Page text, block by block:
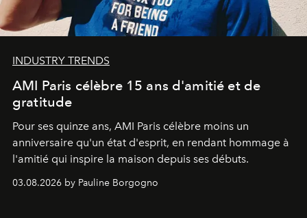
INDUSTRY TRENDS
AMI Paris célèbre 15 ans d'amitié et de
gratitude
Pour ses quinze ans, AMI Paris célèbre moins un
anniversaire qu'un état d'esprit, en rendant hommage à
l'amitié qui inspire la maison depuis ses débuts.
03.08.2026 by Pauline Borgogno